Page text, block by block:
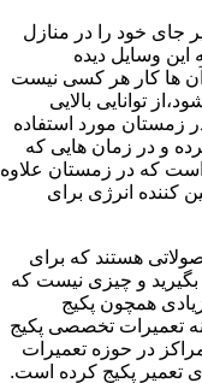
جای خود را در منازل
این وسایل دیده
آن ها کار هر کسی نیست
توانایی بالایی
زمستان مورد استفاده
و در زمان هایی که
که در زمستان علاوه
کننده انرژی برای
هستند که برای
و چیزی نیست که
همچون پکیج
تعمیرات تخصصی پکیج
در حوزه تعمیرات
تعمیر پکیج کرده است.